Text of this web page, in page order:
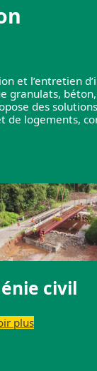
et l’entretien
des
de logements,
civil
plus